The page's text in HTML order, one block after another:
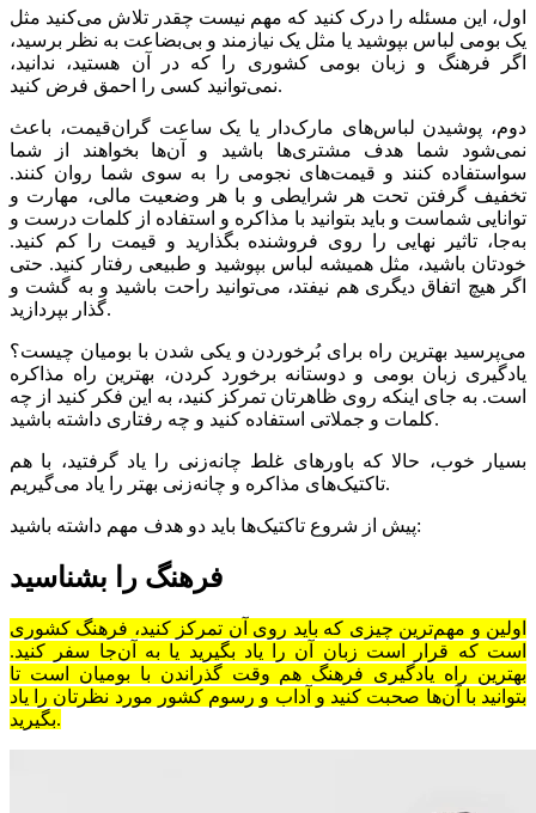
اول، این مسئله را درک کنید که مهم نیست چقدر تلاش می‌کنید مثل
یک بومی لباس بپوشید یا مثل یک نیازمند و بی‌بضاعت به نظر برسید،
اگر فرهنگ و زبان بومی کشوری را که در آن هستید، ندانید،
نمی‌توانید کسی را احمق فرض کنید.
دوم، پوشیدن لباس‌های مارک‌دار یا یک ساعت گران‌قیمت، باعث
نمی‌شود شما هدف مشتری‌ها باشید و آن‌ها بخواهند از شما
سواستفاده کنند و قیمت‌های نجومی را به سوی شما روان کنند.
تخفیف گرفتن تحت هر شرایطی و با هر وضعیت مالی، مهارت و
توانایی شماست و باید بتوانید با مذاکره و استفاده از کلمات درست و
به‌جا، تاثیر نهایی را روی فروشنده بگذارید و قیمت را کم کنید.
خودتان باشید، مثل همیشه لباس بپوشید و طبیعی رفتار کنید. حتی
اگر هیچ اتفاق دیگری هم نیفتد، می‌توانید راحت باشید و به گشت و
گذار بپردازید.
می‌پرسید بهترین راه برای بُرخوردن و یکی شدن با بومیان چیست؟
یادگیری زبان بومی و دوستانه برخورد کردن، بهترین راه مذاکره
است. به جای اینکه روی ظاهرتان تمرکز کنید، به این فکر کنید از چه
کلمات و جملاتی استفاده کنید و چه رفتاری داشته باشید.
بسیار خوب، حالا که باورهای غلط چانه‌زنی را یاد گرفتید، با هم
تاکتیک‌های مذاکره و چانه‌زنی بهتر را یاد می‌گیریم.
پیش از شروع تاکتیک‌ها باید دو هدف مهم داشته باشید:
فرهنگ را بشناسید
اولین و مهم‌ترین چیزی که باید روی آن تمرکز کنید، فرهنگ کشوری
است که قرار است زبان آن را یاد بگیرید یا به آن‌جا سفر کنید.
بهترین راه یادگیری فرهنگ هم وقت گذراندن با بومیان است تا
بتوانید با آن‌ها صحبت کنید و آداب و رسوم کشور مورد نظرتان را یاد
بگیرید.